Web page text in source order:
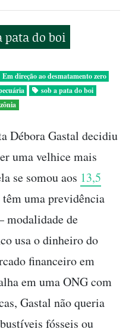
pata do boi
Em direção ao desmatamento zero
sob a pata do boi
Débora Gastal decidiu
uma velhice mais
se somou aos 13,5
têm uma previdência
modalidade de
usa o dinheiro do
financeiro em
em uma ONG com
Gastal não queria
fósseis ou